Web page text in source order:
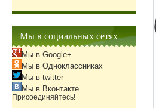
Мы в социальных сетях
Мы в Google+
Мы в Одноклассниках
Мы в twitter
Мы в Вконтакте
Присоединяйтесь!